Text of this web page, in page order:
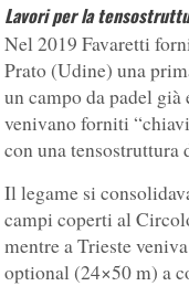
Lavori per la
Nel 2019 Favaretti
Prato (Udine) una
un campo da padel già
venivano forniti
con una tensostruttura
Il legame si
campi coperti al
mentre a Trieste
optional (24×50 m) a